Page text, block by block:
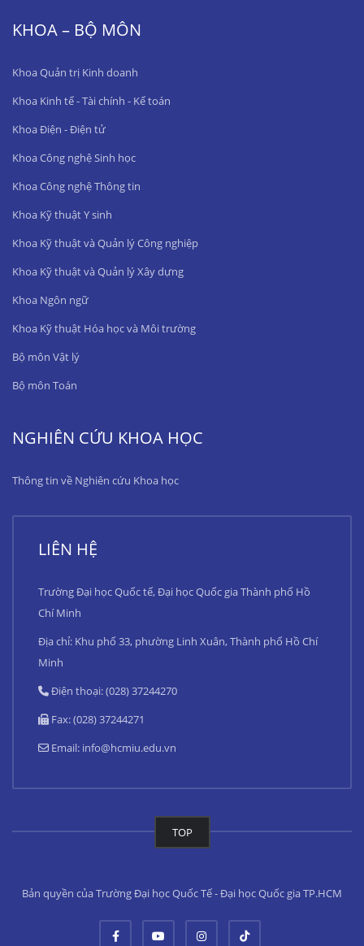
KHOA – BỘ MÔN
Khoa Quản trị Kinh doanh
Khoa Kinh tế - Tài chính - Kế toán
Khoa Điện - Điện tử
Khoa Công nghệ Sinh học
Khoa Công nghệ Thông tin
Khoa Kỹ thuật Y sinh
Khoa Kỹ thuật và Quản lý Công nghiệp
Khoa Kỹ thuật và Quản lý Xây dựng
Khoa Ngôn ngữ
Khoa Kỹ thuật Hóa học và Môi trường
Bộ môn Vật lý
Bộ môn Toán
NGHIÊN CỨU KHOA HỌC
Thông tin về Nghiên cứu Khoa học
LIÊN HỆ
Trường Đại học Quốc tế, Đại học Quốc gia Thành phố Hồ
Chí Minh
Địa chỉ: Khu phố 33, phường Linh Xuân, Thành phố Hồ Chí
Minh
Điện thoại: (028) 37244270
Fax: (028) 37244271
Email: info@hcmiu.edu.vn
TOP
Bản quyền của Trường Đại học Quốc Tế - Đại học Quốc gia TP.HCM